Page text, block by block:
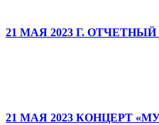
21 МАЯ 2023 Г.
21 МАЯ 2023 КОНЦЕРТ